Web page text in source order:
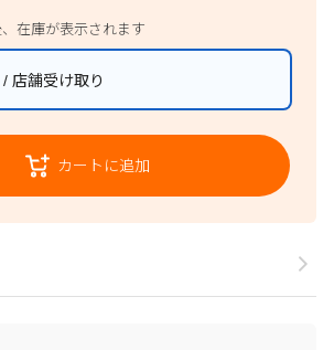
在庫が表示されます
店舗受け取り
カートに追加